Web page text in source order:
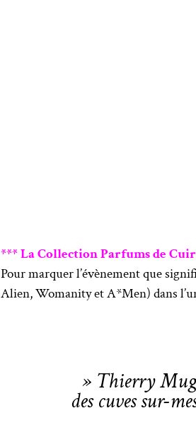
*** La Collection Parfums de Cuir
Pour marquer l’évènement que
Alien, Womanity et A*Men) dans
» Thierry
des cuves sur-